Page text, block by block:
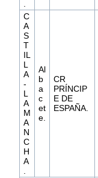
C
A
S
T
IL
L
A
-
L
A
M
A
N
C
H
A
Al
b
a
c
et
e.
CR
PRÍNCIP
E DE
ESPAÑA.